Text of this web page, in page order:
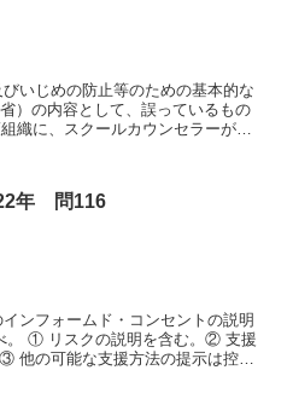
いじめの防止等のための基本的な
）の内容として、誤っているもの
織に、スクールカウンセラーが参
年 問116
ンフォームド・コンセントの説明
。 ① リスクの説明を含む。② 支援
他の可能な支援方法の提示は控え